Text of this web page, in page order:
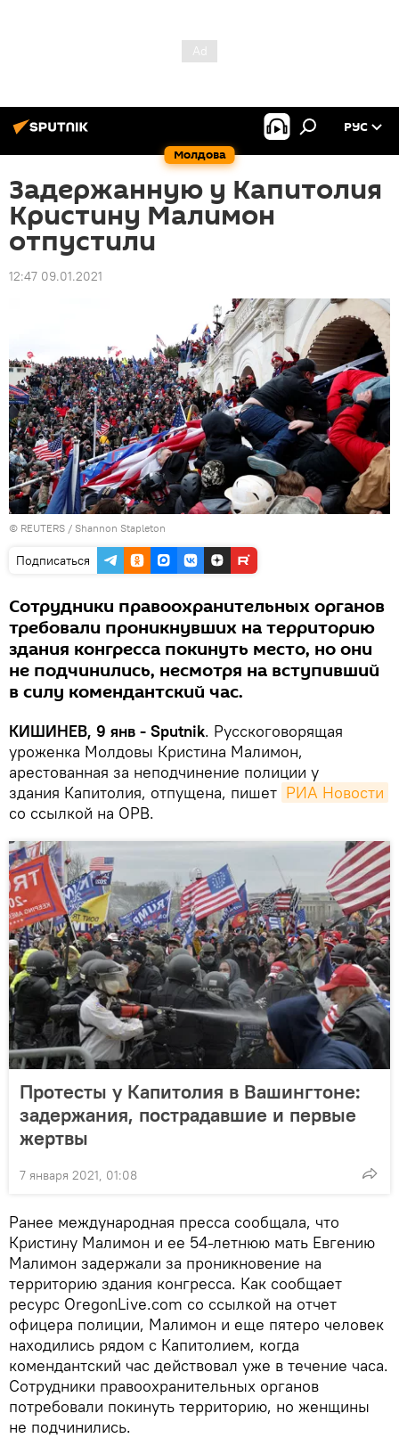
Молдова
РУС
Задержанную у Капитолия
Кристину Малимон
отпустили
12:47 09.01.2021
© REUTERS / Shannon Stapleton
Подписаться
Сотрудники правоохранительных органов
требовали проникнувших на территорию
здания конгресса покинуть место, но они
не подчинились, несмотря на вступивший
в силу комендантский час.
КИШИНЕВ, 9 янв - Sputnik. Русскоговорящая
уроженка Молдовы Кристина Малимон,
арестованная за неподчинение полиции у
здания Капитолия, отпущена, пишет РИА Новости
со ссылкой на OPB.
Протесты у Капитолия в Вашингтоне:
задержания, пострадавшие и первые
жертвы
7 января 2021, 01:08
Ранее международная пресса сообщала, что
Кристину Малимон и ее 54-летнюю мать Евгению
Малимон задержали за проникновение на
территорию здания конгресса. Как сообщает
ресурс OregonLive.com со ссылкой на отчет
офицера полиции, Малимон и еще пятеро человек
находились рядом с Капитолием, когда
комендантский час действовал уже в течение часа.
Сотрудники правоохранительных органов
потребовали покинуть территорию, но женщины
не подчинились.